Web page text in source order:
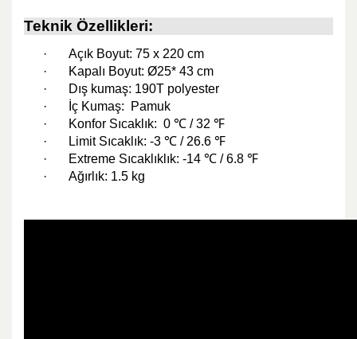
Teknik Özellikleri:
·
Açık Boyut: 75 x 220 cm
·
Kapalı Boyut: Ø25* 43 cm
·
Dış kumaş: 190T polyester
·
İç Kumaş: Pamuk
·
Konfor Sıcaklık: 0 ℃ / 32 ℉
·
Limit Sıcaklık: -3 ℃ / 26.6 ℉
·
Extreme Sıcaklıklık: -14 ℃ / 6.8 ℉
·
Ağırlık: 1.5 kg